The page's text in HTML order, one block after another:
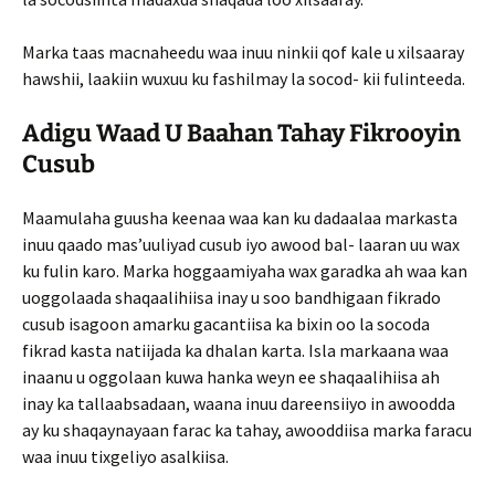
Marka taas macnaheedu waa inuu ninkii qof kale u xilsaaray
hawshii, laakiin wuxuu ku fashilmay la socod- kii fulinteeda.
Adigu Waad U Baahan Tahay Fikrooyin
Cusub
Maamulaha guusha keenaa waa kan ku dadaalaa markasta
inuu qaado mas’uuliyad cusub iyo awood bal- laaran uu wax
ku fulin karo. Marka hoggaamiyaha wax garadka ah waa kan
uoggolaada shaqaalihiisa inay u soo bandhigaan fikrado
cusub isagoon amarku gacantiisa ka bixin oo la socoda
fikrad kasta natiijada ka dhalan karta. Isla markaana waa
inaanu u oggolaan kuwa hanka weyn ee shaqaalihiisa ah
inay ka tallaabsadaan, waana inuu dareensiiyo in awoodda
ay ku shaqaynayaan farac ka tahay, awooddiisa marka faracu
waa inuu tixgeliyo asalkiisa.